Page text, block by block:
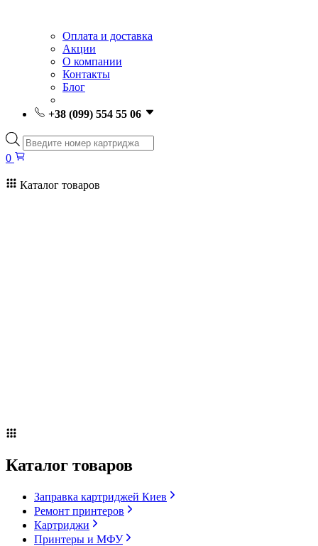
Оплата и доставка
Акции
О компании
Контакты
Блог
+38 (099) 554 55 06
Поиск
товаров
0
Каталог товаров
Каталог товаров
Заправка картриджей Киев
Ремонт принтеров
Картриджи
Принтеры и МФУ